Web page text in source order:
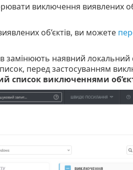
виключення виявлених
об’єктів, ви можете
замінюють наявний
перед застосуванням
список виключеннями